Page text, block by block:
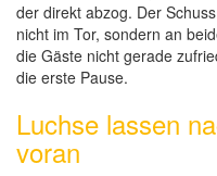
der direkt abzog. Der
nicht im Tor, sondern an
die Gäste nicht gerade
die erste Pause.
Luchse lassen
voran